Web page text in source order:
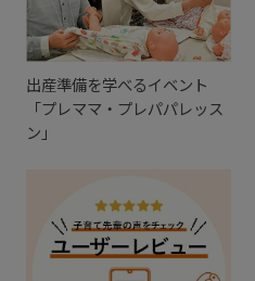
出産準備を学べるイベント
「プレママ・プレパパレッス
ン」